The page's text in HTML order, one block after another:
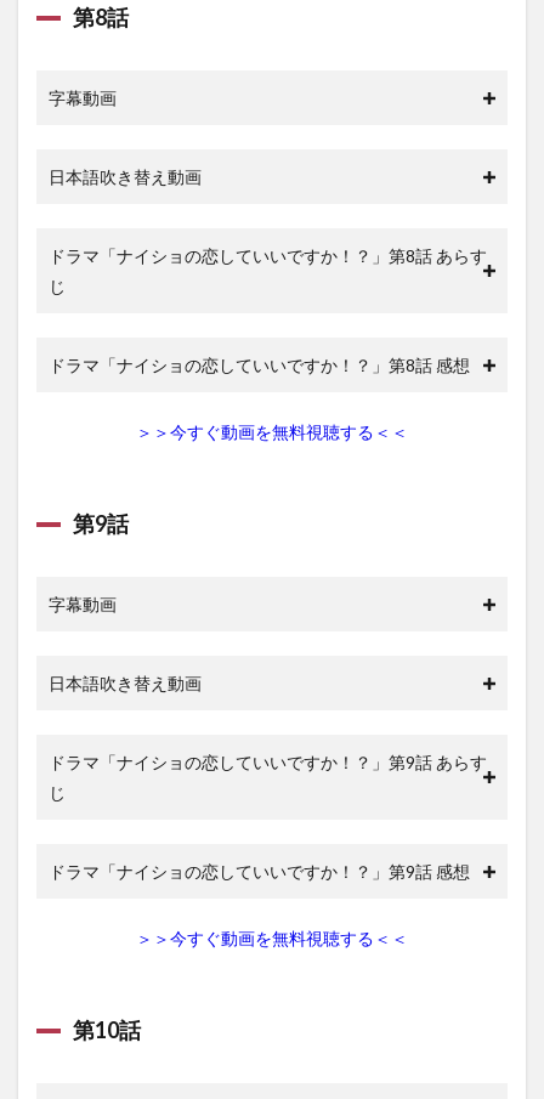
第8話
字幕動画
日本語吹き替え動画
ドラマ「ナイショの恋していいですか！？」第8話 あらす
じ
ドラマ「ナイショの恋していいですか！？」第8話 感想
＞＞今すぐ動画を無料視聴する＜＜
第9話
字幕動画
日本語吹き替え動画
ドラマ「ナイショの恋していいですか！？」第9話 あらす
じ
ドラマ「ナイショの恋していいですか！？」第9話 感想
＞＞今すぐ動画を無料視聴する＜＜
第10話